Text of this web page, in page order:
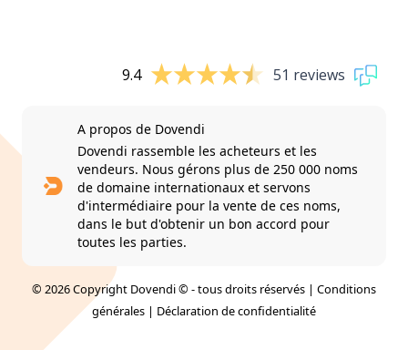
9.4 51 reviews
A propos de Dovendi
Dovendi rassemble les acheteurs et les
vendeurs. Nous gérons plus de 250 000 noms
de domaine internationaux et servons
d'intermédiaire pour la vente de ces noms,
dans le but d'obtenir un bon accord pour
toutes les parties.
© 2026 Copyright Dovendi © - tous droits réservés | Conditions
générales | Déclaration de confidentialité